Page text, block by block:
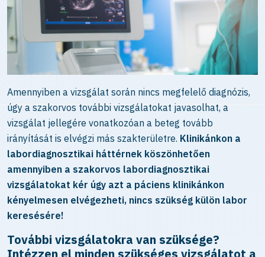
Amennyiben a vizsgálat során nincs megfelelő diagnózis,
úgy a szakorvos további vizsgálatokat javasolhat, a
vizsgálat jellegére vonatkozóan a beteg tovább
irányítását is elvégzi más szakterületre. Klinikánkon a
labordiagnosztikai háttérnek köszönhetően
amennyiben a szakorvos labordiagnosztikai
vizsgálatokat kér úgy azt a páciens klinikánkon
kényelmesen elvégezheti, nincs szükség külön labor
keresésére!
További vizsgálatokra van szüksége?
Intézzen el minden szükséges vizsgálatot a